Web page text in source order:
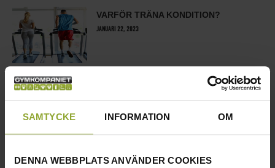
SAMTYCKE INFORMATION OM
DENNA WEBBPLATS ANVÄNDER COOKIES
VARFÖR TRÄNA KONDITION?
JANUARI 22, 2023
KONDITIONSTRÄNING MED
UTRUSTNING
JANUARI 18, 2023
HANTELÖVNINGAR: